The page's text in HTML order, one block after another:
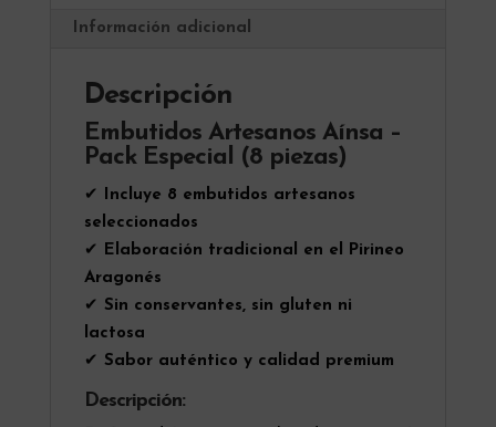
Información adicional
Descripción
Embutidos Artesanos Aínsa –
Pack Especial (8 piezas)
✔ Incluye 8 embutidos artesanos
seleccionados
✔ Elaboración tradicional en el Pirineo
Aragonés
✔ Sin conservantes, sin gluten ni
lactosa
✔ Sabor auténtico y calidad premium
Descripción: